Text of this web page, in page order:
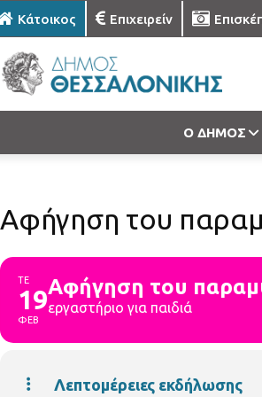
Κάτοικος Επιχειρείν
Ο ΔΗΜΟΣ
Αφήγηση του
ΤΕ
19
ΦΕΒ
Αφήγηση του
εργαστήριο για παιδιά
Λεπτομέρειες εκδήλωσης